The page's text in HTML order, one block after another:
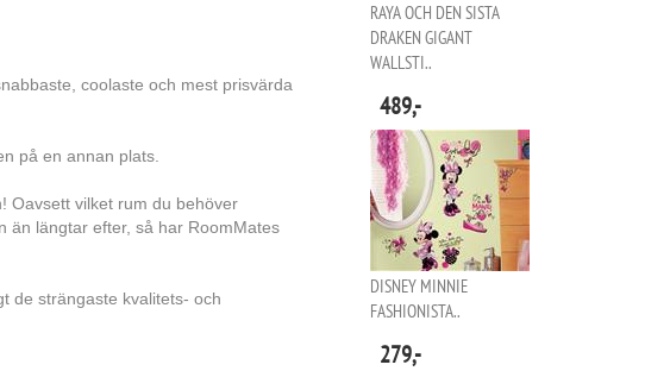
coolaste och mest prisvärda
på en annan plats.
Oavsett vilket rum du behöver
än längtar efter, så har RoomMates
de strängaste kvalitets- och
RAYA OCH DEN SISTA
DRAKEN GIGANT
WALLSTI..
489,-
DISNEY MINNIE
FASHIONISTA..
279,-